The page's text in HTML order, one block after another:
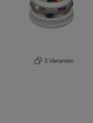
3 Varianten